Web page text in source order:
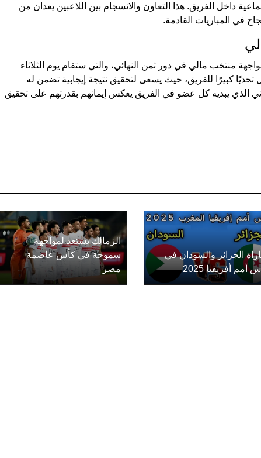
داخل الفريق. هذا التعاون والانسجام بين اللاعبين يعدان من
في المباريات القادمة.
الوطني لأقل من 17 سنة لمواجهة منتخب مالي في دور ثمن النهائي، والتي ستقام يوم الثلاثاء
تحديًا كبيرًا للفريق، حيث يسعى لتحقيق نتيجة إيجابية تضمن له
الذي يبديه كل عضو في الفريق يعكس إيمانهم بقدرتهم على تحقيق
الجزائر والسودان في
أمم أفريقيا 2025
الزمالك يستعد لمواجهة
سموحة في كأس عاصمة
مصر